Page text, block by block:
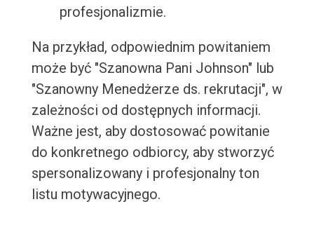
profesjonalizmie.
Na przykład, odpowiednim powitaniem
może być "Szanowna Pani Johnson" lub
"Szanowny Menedżerze ds. rekrutacji", w
zależności od dostępnych informacji.
Ważne jest, aby dostosować powitanie
do konkretnego odbiorcy, aby stworzyć
spersonalizowany i profesjonalny ton
listu motywacyjnego.